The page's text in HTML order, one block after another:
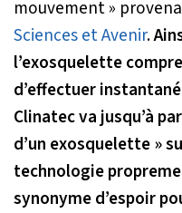
mouvement »
Sciences et Avenir.
l’exosquelette
d’effectuer
Clinatec va jusqu’à
d’un exosquelette »
technologie
synonyme d’espoir